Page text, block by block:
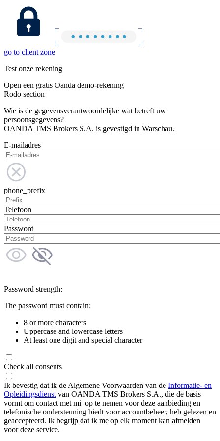
go to client zone
Test onze rekening
Open een gratis Oanda demo-rekening
Rodo section
Wie is de gegevensverantwoordelijke wat betreft uw
persoonsgegevens?
OANDA TMS Brokers S.A. is gevestigd in Warschau.
E-mailadres
phone_prefix
Telefoon
Password
Password strength:
The password must contain:
8 or more characters
Uppercase and lowercase letters
At least one digit and special character
Check all consents
Ik bevestig dat ik de Algemene Voorwaarden van de Informatie- en
Opleidingsdienst van OANDA TMS Brokers S.A., die de basis
vormt om contact met mij op te nemen voor deze aanbieding en
telefonische ondersteuning biedt voor accountbeheer, heb gelezen en
geaccepteerd. Ik begrijp dat ik me op elk moment kan afmelden
voor deze service.